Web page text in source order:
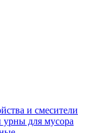
и смесители
для мусора